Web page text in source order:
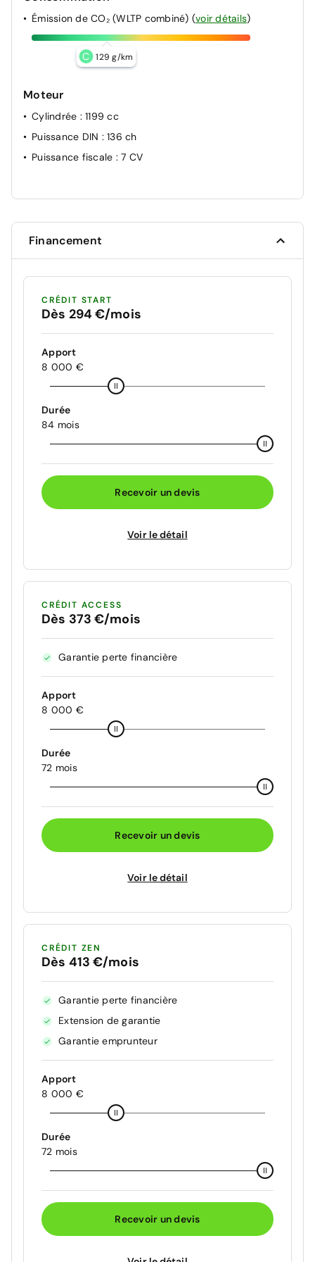
Émission de CO₂ (WLTP combiné) (voir détails)
C 129 g/km
Moteur
Cylindrée : 1199 cc
Puissance DIN : 136 ch
Puissance fiscale : 7 CV
Financement
CRÉDIT START
Dès 294 €/mois
Apport
8 000 €
Durée
84 mois
Recevoir un devis
Voir le détail
CRÉDIT ACCESS
Dès 373 €/mois
Garantie perte financière
Apport
8 000 €
Durée
72 mois
Recevoir un devis
Voir le détail
CRÉDIT ZEN
Dès 413 €/mois
Garantie perte financière
Extension de garantie
Garantie emprunteur
Apport
8 000 €
Durée
72 mois
Recevoir un devis